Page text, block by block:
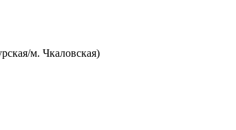
м. Чкаловская)